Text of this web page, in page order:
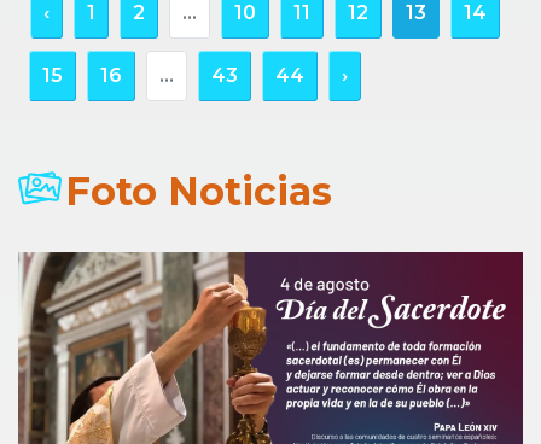
‹ 1 2 ... 10 11 12 13 14
15 16 ... 43 44 ›
Foto Noticias